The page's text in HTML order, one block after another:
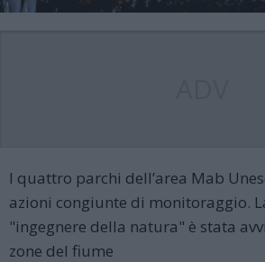
I quattro parchi dell’area Mab
azioni congiunte di monitoraggio.
"ingegnere della natura" è stata
zone del fiume